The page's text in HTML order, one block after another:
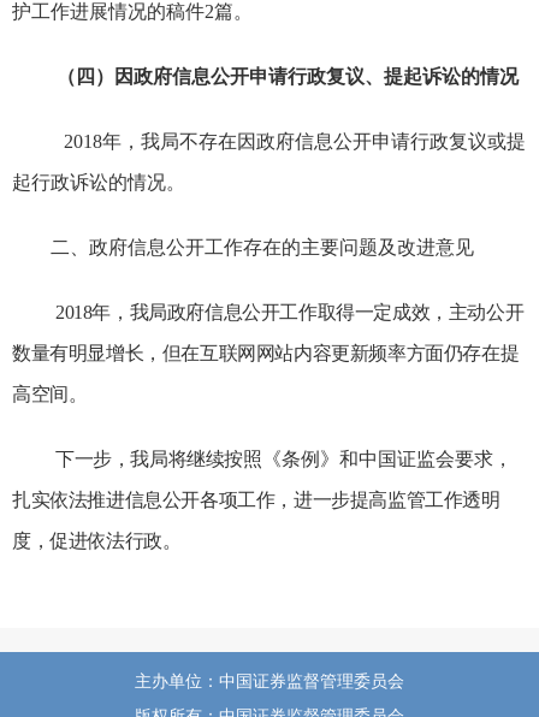
护工作进展情况的稿件2篇。
（ 四 ）因政府信息公开申请行政复议、提起诉讼的情况
2018年，我局不存在因政府信息公开申请行政复议或提
起行政诉讼的情况。
二、 政府信息公开工作存在的主要问题及改进意见
2018年，我局政府信息公开工作取得一定成效，主动公开
数量有明显增长，但在互联网网站内容更新频率方面仍存在提
高空间。
下一步，我局将继续按照 《条例》和中国证监会要求，
扎实依法推进信息公开各项工作，进一步提高监管工作透明
度，促进依法行政。
主办单位：中国证券监督管理委员会